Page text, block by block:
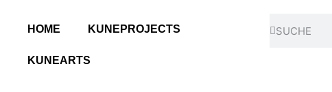
HOME KUNEPROJECTS
KUNEARTS